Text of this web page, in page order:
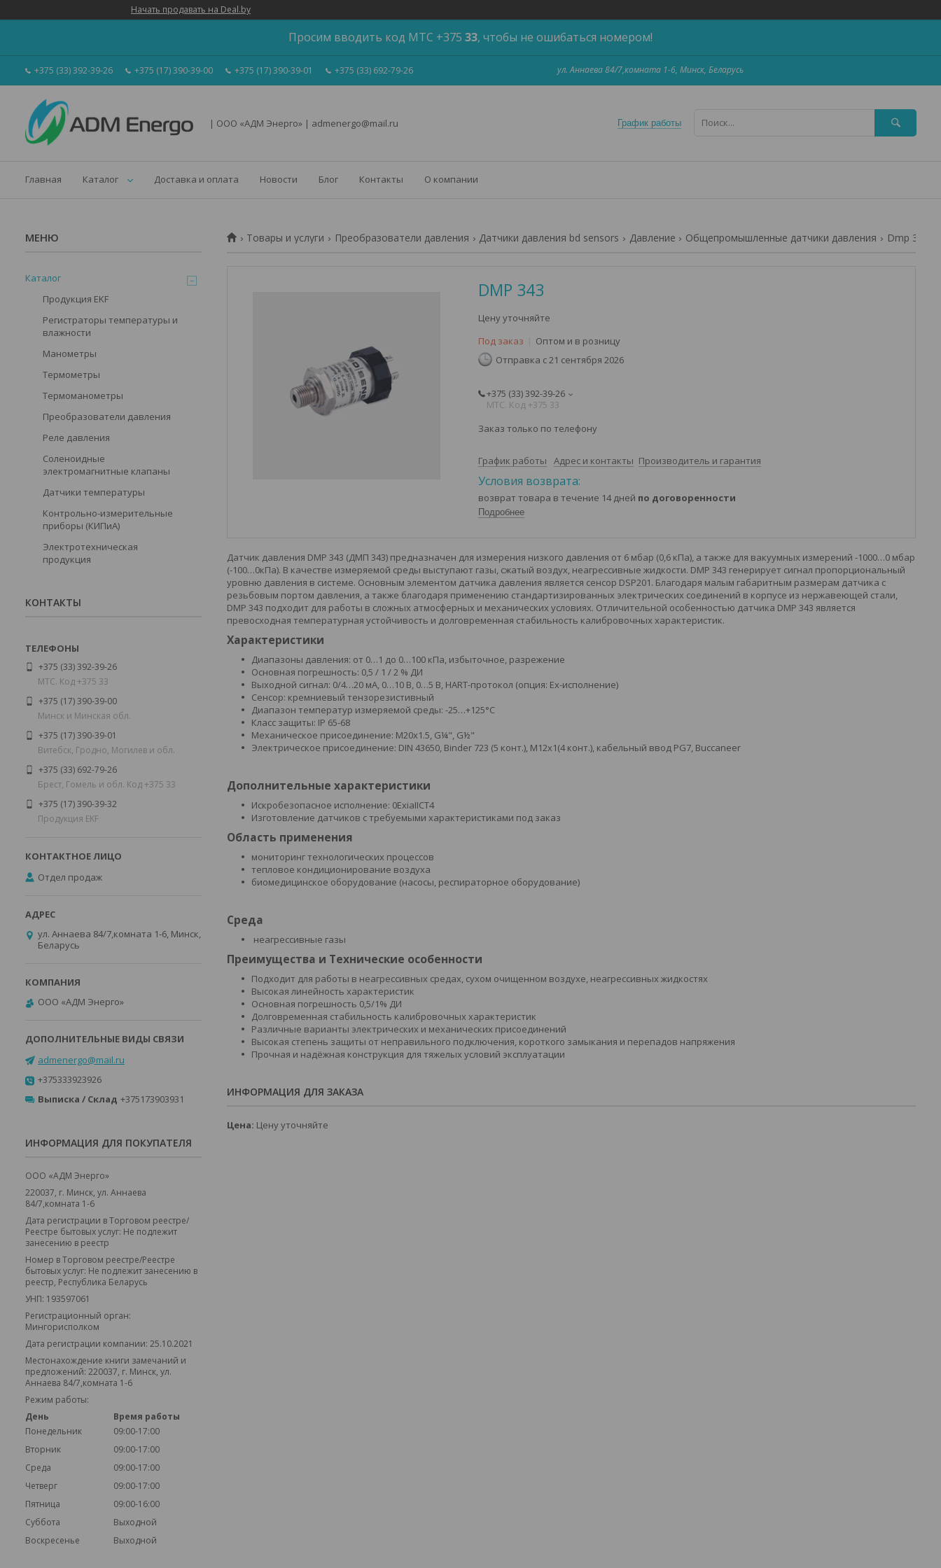
Начать продавать на Deal.by
Просим вводить код МТС +375 33, чтобы не ошибаться номером!
+375 (33) 392-39-26 +375 (17) 390-39-00 +375 (17) 390-39-01 +375 (33) 692-79-26 ул. Аннаева 84/7,комната 1-6, Минск, Беларусь
| ООО «АДМ Энерго» | admenergo@mail.ru График работы
Главная Каталог Доставка и оплата Новости Блог Контакты О компании
Товары и услуги Преобразователи давления Датчики давления bd sensors Давление Общепромышленные датчики давления Dmp 343
DMP 343
Цену уточняйте
Под заказ
Оптом и в розницу
Отправка с 21 сентября 2026
+375 (33) 392-39-26
МТС. Код +375 33
Заказ только по телефону
График работы Адрес и контакты Производитель и гарантия
возврат товара в течение 14 дней по договоренности
Подробнее
Датчик давления DMP 343 (ДМП 343) предназначен для измерения низкого давления от 6 мбар (0,6 кПа), а также для вакуумных измерений -1000…0 мбар
(-100…0кПа). В качестве измеряемой среды выступают газы, сжатый воздух, неагрессивные жидкости. DMP 343 генерирует сигнал пропорциональный
уровню давления в системе. Основным элементом датчика давления является сенсор DSP201. Благодаря малым габаритным размерам датчика с
резьбовым портом давления, а также благодаря применению стандартизированных электрических соединений в корпусе из нержавеющей стали,
DMP 343 подходит для работы в сложных атмосферных и механических условиях. Отличительной особенностью датчика DMP 343 является
превосходная температурная устойчивость и долговременная стабильность калибровочных характеристик.
Характеристики
Диапазоны давления: от 0…1 до 0…100 кПа, избыточное, разрежение
Основная погрешность: 0,5 / 1 / 2 % ДИ
Выходной сигнал: 0/4…20 мA, 0…10 В, 0…5 В, HART-протокол (опция: Ex-исполнение)
Сенсор: кремниевый тензорезистивный
Диапазон температур измеряемой среды: -25…+125°C
Класс защиты: IP 65-68
Механическое присоединение: M20x1.5, G¼", G½"
Электрическое присоединение: DIN 43650, Binder 723 (5 конт.), M12x1(4 конт.), кабельный ввод PG7, Buccaneer
Дополнительные характеристики
Искробезопасное исполнение: 0ExiaIICT4
Изготовление датчиков с требуемыми характеристиками под заказ
Область применения
мониторинг технологических процессов
тепловое кондиционирование воздуха
биомедицинское оборудование (насосы, респираторное оборудование)
Среда
неагрессивные газы
Преимущества и Технические особенности
Подходит для работы в неагрессивных средах, сухом очищенном воздухе, неагрессивных жидкостях
Высокая линейность характеристик
Основная погрешность 0,5/1% ДИ
Долговременная стабильность калибровочных характеристик
Различные варианты электрических и механических присоединений
Высокая степень защиты от неправильного подключения, короткого замыкания и перепадов напряжения
Прочная и надёжная конструкция для тяжелых условий эксплуатации
ИНФОРМАЦИЯ ДЛЯ ЗАКАЗА
Цена: Цену уточняйте
Каталог
Продукция EKF
Регистраторы температуры и
влажности
Манометры
Термометры
Термоманометры
Преобразователи давления
Реле давления
Соленоидные
электромагнитные клапаны
Датчики температуры
Контрольно-измерительные
приборы (КИПиА)
Электротехническая
продукция
КОНТАКТЫ
+375 (33) 392-39-26
МТС. Код +375 33
+375 (17) 390-39-00
Минск и Минская обл.
+375 (17) 390-39-01
Витебск, Гродно, Могилев и обл.
+375 (33) 692-79-26
Брест, Гомель и обл. Код +375 33
+375 (17) 390-39-32
Продукция EKF
Отдел продаж
ул. Аннаева 84/7,комната 1-6, Минск,
Беларусь
ООО «АДМ Энерго»
admenergo@mail.ru
+375333923926
Выписка / Склад +375173903931
ИНФОРМАЦИЯ ДЛЯ ПОКУПАТЕЛЯ
ООО «АДМ Энерго»
220037, г. Минск, ул. Аннаева
84/7,комната 1-6
Дата регистрации в Торговом реестре/
Реестре бытовых услуг: Не подлежит
занесению в реестр
Номер в Торговом реестре/Реестре
бытовых услуг: Не подлежит занесению в
реестр, Республика Беларусь
УНП: 193597061
Регистрационный орган:
Мингорисполком
Дата регистрации компании: 25.10.2021
Местонахождение книги замечаний и
предложений: 220037, г. Минск, ул.
Аннаева 84/7,комната 1-6
Режим работы:
День
Время работы
Понедельник
09:00-17:00
Вторник
09:00-17:00
Среда
09:00-17:00
Четверг
09:00-17:00
Пятница
09:00-16:00
Суббота
Выходной
Воскресенье
Выходной